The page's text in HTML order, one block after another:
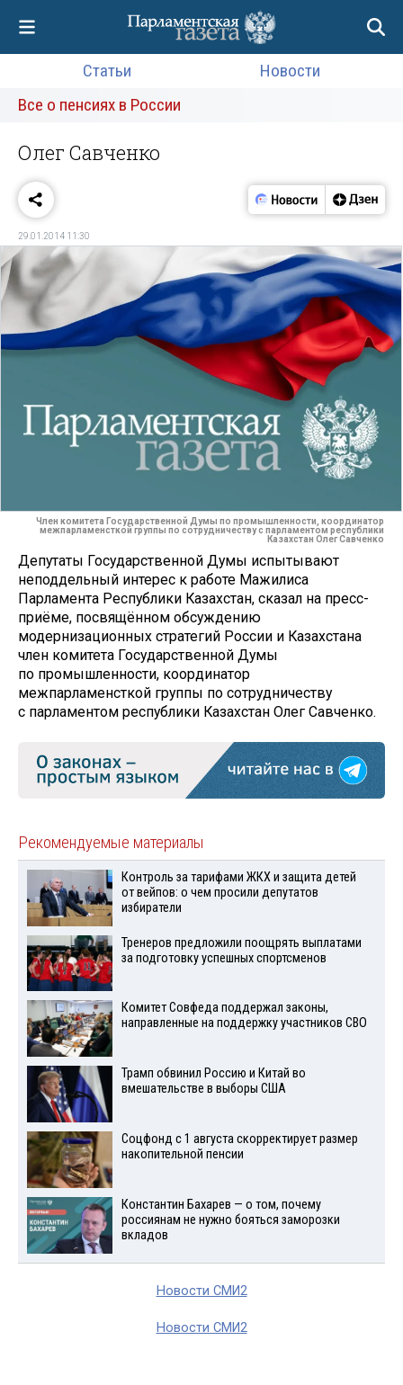
Статьи
Новости
Все о пенсиях в России
Олег Савченко
29.01.2014 11:30
Член комитета Государственной Думы по промышленности, координатор
межпарламенсткой группы по сотрудничеству с парламентом республики
Казахстан Олег Савченко
Депутаты Государственной Думы испытывают
неподдельный интерес к работе Мажилиса
Парламента Республики Казахстан, сказал на пресс-
приёме, посвящённом обсуждению
модернизационных стратегий России и Казахстана
член комитета Государственной Думы
по промышленности, координатор
межпарламенсткой группы по сотрудничеству
с парламентом республики Казахстан Олег Савченко.
Рекомендуемые материалы
Контроль за тарифами ЖКХ и защита детей
от вейпов: о чем просили депутатов
избиратели
Тренеров предложили поощрять выплатами
за подготовку успешных спортсменов
Комитет Совфеда поддержал законы,
направленные на поддержку участников СВО
Трамп обвинил Россию и Китай во
вмешательстве в выборы США
Соцфонд с 1 августа скорректирует размер
накопительной пенсии
Константин Бахарев — о том, почему
россиянам не нужно бояться заморозки
вкладов
Новости СМИ2
Новости СМИ2